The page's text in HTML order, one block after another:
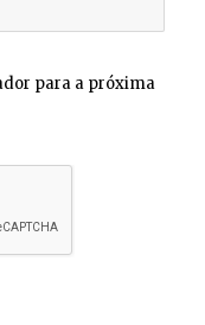
para a próxima